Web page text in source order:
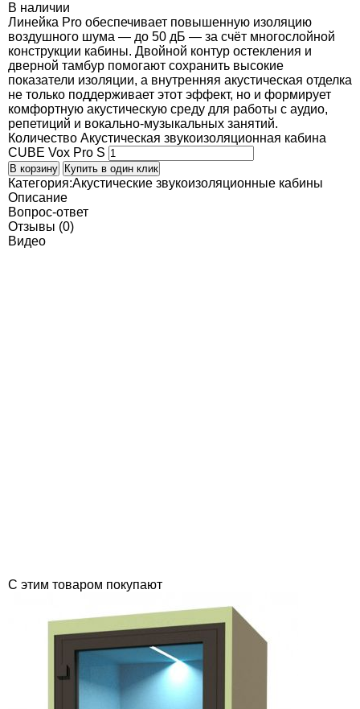
В наличии
Линейка Pro обеспечивает повышенную изоляцию
воздушного шума — до 50 дБ — за счёт многослойной
конструкции кабины. Двойной контур остекления и
дверной тамбур помогают сохранить высокие
показатели изоляции, а внутренняя акустическая отделка
не только поддерживает этот эффект, но и формирует
комфортную акустическую среду для работы с аудио,
репетиций и вокально-музыкальных занятий.
Количество Акустическая звукоизоляционная кабина
CUBE Vox Pro S
В корзину Купить в один клик
Категория:Акустические звукоизоляционные кабины
Описание
Вопрос-ответ
Отзывы (0)
Видео
C этим товаром покупают